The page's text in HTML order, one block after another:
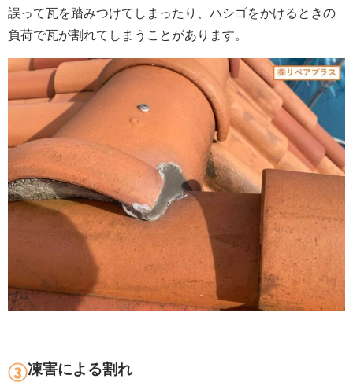
誤って瓦を踏みつけてしまったり、ハシゴをかけるときの
負荷で瓦が割れてしまうことがあります。
凍害による割れ